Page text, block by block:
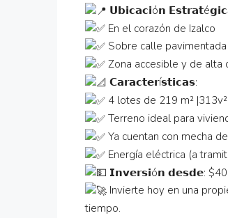
𝗨𝗯𝗶𝗰𝗮𝗰𝗶ó𝗻
En el corazón de Izalco
Sobre calle pavimentada
Zona accesible y de alta
𝗖𝗮𝗿𝗮𝗰𝘁𝗲𝗿í𝘀𝘁𝗶𝗰𝗮𝘀:
4 lotes de 219 m²
Terreno ideal para
Ya cuentan con mecha
Energía eléctrica (a
𝗜𝗻𝘃𝗲𝗿𝘀𝗶ó𝗻 𝗱𝗲𝘀𝗱𝗲:
Invierte hoy en una
tiempo.